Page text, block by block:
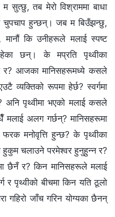
सुत्छु, तब मेरो विश्राममा बाधा
चुपचाप हुन्छन्। जब म बिउँझन्छु,
कि उनीहरूले मलाई स्पष्ट
छन्। के मप्रति पृथ्वीका
र? आजका मानिसहरूमध्ये कसले
व्यक्तिको रूपमा हेर्छ? स्वर्गमा
पृथ्वीमा भएको मलाई कसले
अलग गर्छन्? मानिसहरूमा
मनोवृत्ति हुन्छ? के पृथ्वीका
हुकुम चलाउने परमेश्‍वर हुनुहुन्‍न र?
छैनँ र? किन मानिसहरूले मलाई
र पृथ्वीको बीचमा किन यति ठूलो
गहिरो जाँच गरिन योग्यका छैनन्